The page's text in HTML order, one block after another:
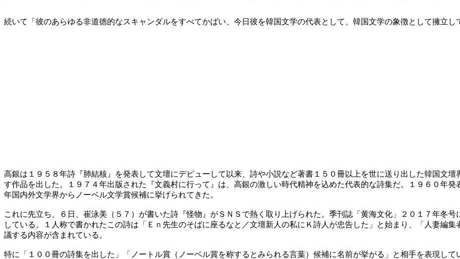
続いて「彼のあらゆる非道徳的なスキャンダルをすべてかばい、今日彼を韓国文学の代表として、韓国文学の象徴として擁立し
高銀は１９５８年詩『肺結核』を発表して文壇にデビューして以来、詩や小説など著書１５０冊以上を世に送り出した韓国文
す作品を出した。１９７４年出版された『文義村に行って』は、高銀の激しい時代精神を込めた代表的な詩集だ。１９６０年
年国内外文学界からノーベル文学賞候補に挙げられてきた。
これに先立ち、６日、崔泳美（５７）が書いた詩『怪物』がＳＮＳで熱く取り上げられた。季刊誌「黄海文化」２０１７年冬
している。１人称で書かれたこの詩は「Ｅｎ先生のそばに座るなと／文壇新人の私にＫ詩人が忠告した」と始まり、「人妻編
議する内容が含まれている。
特に「１００冊の詩集を出した」「ノートル賞（ノーベル賞を称するとみられる言葉）候補に名前が挙がる」と相手を表現して